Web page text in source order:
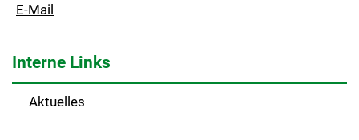
E-Mail
Interne Links
Aktuelles